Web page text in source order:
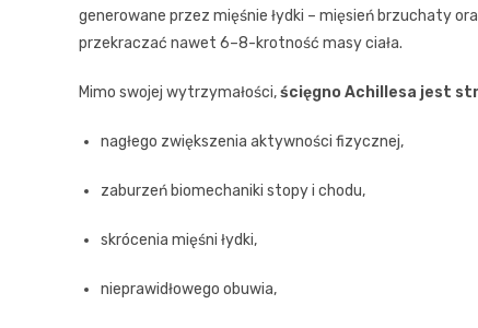
generowane przez mięśnie łydki – mięsień brzuchaty
przekraczać nawet 6–8-krotność masy ciała.
Mimo swojej wytrzymałości,ścięgno Achillesa jest
nagłego zwiększenia aktywności fizycznej,
zaburzeń biomechaniki stopy i chodu,
skrócenia mięśni łydki,
nieprawidłowego obuwia,